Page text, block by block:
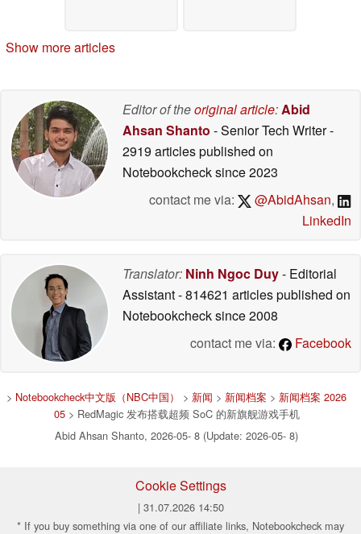
Show more articles
Editor of theoriginal article:Abid
Ahsan Shanto - Senior Tech Writer-
2919 articles published on
Notebookchecksince 2023
contact me via:
@AbidAhsan,
LinkedIn
Translator: Ninh Ngoc Duy- Editorial
Assistant- 814621 articles published on
Notebookchecksince 2008
contact me via:
Facebook
> Notebookcheck中文版（NBC中国） > 新闻 > 新闻档案 > 新闻档案 2026
05> RedMagic 发布搭载超频 SoC 的新旗舰游戏手机
Abid Ahsan Shanto, 2026-05- 8 (Update: 2026-05- 8)
Cookie Settings
| 31.07.2026 14:50
* If you buy something via one of our affiliate links, Notebookcheck may